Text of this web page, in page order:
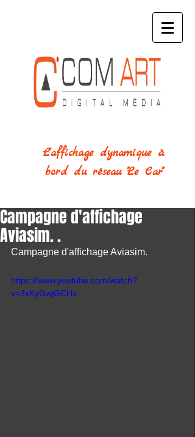
L'affichage dynamique à
bord du réseau "Le Car"
Campagne d'affichage
Aviasim. .
Campagne d'affichage Aviasim.
https://www.youtube.com/watch?
v=3xKyGwjGCHs